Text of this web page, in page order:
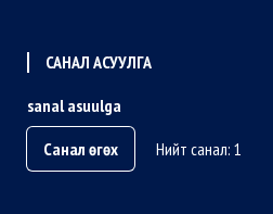
САНАЛ АСУУЛГА
sanal asuulga
Санал өгөх
Нийт санал: 1